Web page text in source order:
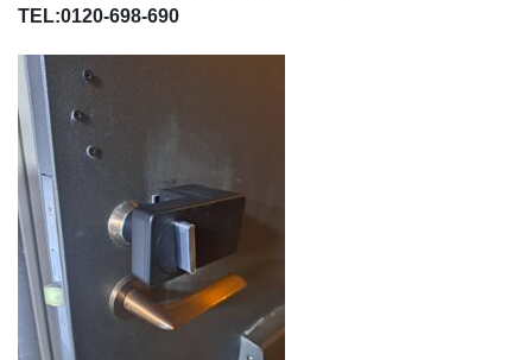
TEL:0120-698-690